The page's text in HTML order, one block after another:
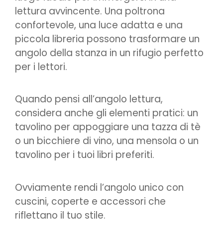
lettura avvincente. Una poltrona
confortevole, una luce adatta e una
piccola libreria possono trasformare un
angolo della stanza in un rifugio perfetto
per i lettori.
Quando pensi all’angolo lettura,
considera anche gli elementi pratici: un
tavolino per appoggiare una tazza di tè
o un bicchiere di vino, una mensola o un
tavolino per i tuoi libri preferiti.
Ovviamente rendi l’angolo unico con
cuscini, coperte e accessori che
riflettano il tuo stile.